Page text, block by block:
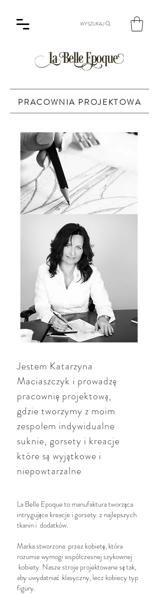
WYSZUKAJ
PRACOWNIA PROJEKTOWA
Jestem Katarzyna
Maciaszczyk i prowadzę
pracownię projektową,
gdzie tworzymy z moim
zespołem indywidualne
suknie, gorsety i kreacje
które są wyjątkowe i
niepowtarzalne
La Belle Epoque to manufaktura tworząca
intrygujące kreacje i gorsety z najlepszych
tkanin i dodatków.
Marka stworzona przez kobietę, która
rozumie wymogi współczesnej szykownej
kobiety. Nasze stroje projektowane są tak,
aby uwydatniać klasyczny, lecz kobiecy typ
figury.